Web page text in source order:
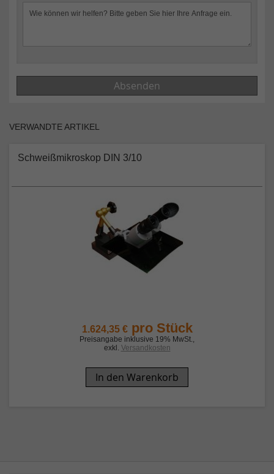
Absenden
VERWANDTE ARTIKEL
Schweißmikroskop DIN 3/10
1.624,35 € pro Stück
Preisangabe inklusive 19% MwSt.,
exkl. Versandkosten
In den Warenkorb